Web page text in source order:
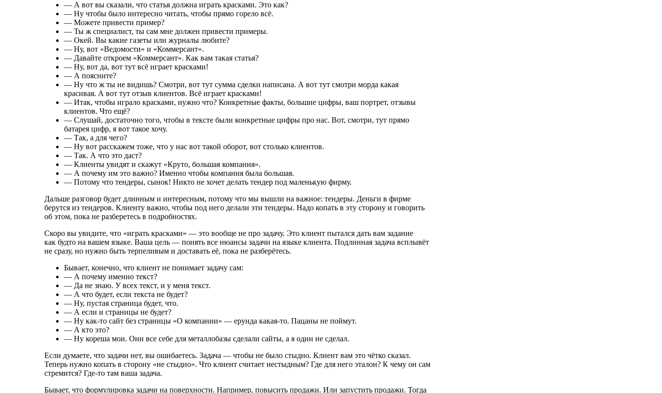
— А вот вы сказали, что статья должна играть красками. Это как?
— Ну чтобы было интересно читать, чтобы прямо горело всё.
— Можете привести пример?
— Ты ж специалист, ты сам мне должен привести примеры.
— Окей. Вы какие газеты или журналы любите?
— Ну, вот «Ведомости» и «Коммерсант».
— Давайте откроем «Коммерсант». Как вам такая статья?
— Ну, вот да, вот тут всё играет красками!
— А поясните?
— Ну что ж ты не видишь? Смотри, вот тут сумма сделки написана. А вот тут смотри морда какая
красивая. А вот тут отзыв клиентов. Всё играет красками!
— Итак, чтобы играло красками, нужно что? Конкретные факты, большие цифры, ваш портрет, отзывы
клиентов. Что ещё?
— Слушай, достаточно того, чтобы в тексте были конкретные цифры про нас. Вот, смотри, тут прямо
батарея цифр, я вот такое хочу.
— Так, а для чего?
— Ну вот расскажем тоже, что у нас вот такой оборот, вот столько клиентов.
— Так. А что это даст?
— Клиенты увидят и скажут «Круто, большая компания».
— А почему им это важно? Именно чтобы компания была большая.
— Потому что тендеры, сынок! Никто не хочет делать тендер под маленькую фирму.
Дальше разговор будет длинным и интересным, потому что мы вышли на важное: тендеры. Деньги в фирме
берутся из тендеров. Клиенту важно, чтобы под него делали эти тендеры. Надо копать в эту сторону и говорить
об этом, пока не разберетесь в подробностях.
Скоро вы увидите, что «играть красками» — это вообще не про задачу. Это клиент пытался дать вам задание
как будто на вашем языке. Ваша цель — понять все нюансы задачи на языке клиента. Подлинная задача всплывёт
не сразу, но нужно быть терпеливым и доставать её, пока не разберётесь.
Бывает, конечно, что клиент не понимает задачу сам:
— А почему именно текст?
— Да не знаю. У всех текст, и у меня текст.
— А что будет, если текста не будет?
— Ну, пустая страница будет, что.
— А если и страницы не будет?
— Ну как-то сайт без страницы «О компании» — ерунда какая-то. Пацаны не поймут.
— А кто это?
— Ну кореша мои. Они все себе для металлобазы сделали сайты, а я один не сделал.
Если думаете, что задачи нет, вы ошибаетесь. Задача — чтобы не было стыдно. Клиент вам это чётко сказал.
Теперь нужно копать в сторону «не стыдно». Что клиент считает нестыдным? Где для него эталон? К чему он сам
стремится? Где-то там ваша задача.
Бывает, что формулировка задачи на поверхности. Например, повысить продажи. Или запустить продажи. Тогда